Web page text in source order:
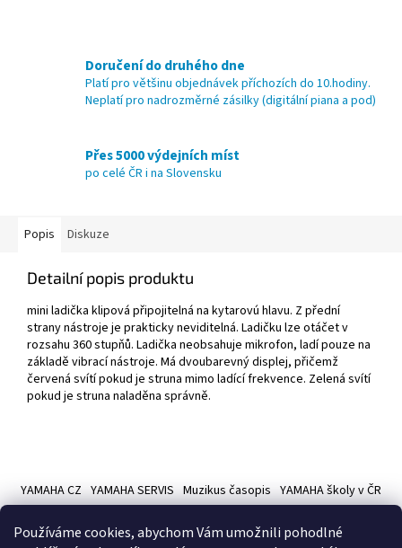
Používáme cookies, abychom Vám umožnili pohodlné
Doručení do druhého dne
Platí pro většinu objednávek příchozích do 10.hodiny.
Neplatí pro nadrozměrné zásilky (digitální piana a pod)
Přes 5000 výdejních míst
po celé ČR i na Slovensku
Popis Diskuze
Detailní popis produktu
mini ladička klipová připojitelná na kytarovú hlavu. Z přední
strany nástroje je prakticky neviditelná. Ladičku lze otáčet v
rozsahu 360 stupňů. Ladička neobsahuje mikrofon, ladí pouze na
základě vibrací nástroje. Má dvoubarevný displej, přičemž
červená svítí pokud je struna mimo ladící frekvence. Zelená svítí
pokud je struna naladěna správně.
p
YAMAHA CZ YAMAHA SERVIS Muzikus časopis YAMAHA školy v ČR